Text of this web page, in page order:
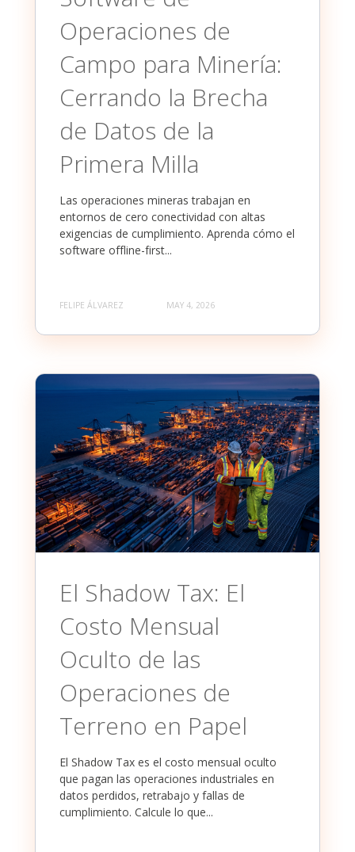
Operaciones de
Campo para Minería:
Cerrando la Brecha
de Datos de la
Primera Milla
Las operaciones mineras trabajan en
entornos de cero conectividad con altas
exigencias de cumplimiento. Aprenda cómo el
software offline-first...
FELIPE ÁLVAREZ MAY 4, 2026
El Shadow Tax: El
Costo Mensual
Oculto de las
Operaciones de
Terreno en Papel
El Shadow Tax es el costo mensual oculto
que pagan las operaciones industriales en
datos perdidos, retrabajo y fallas de
cumplimiento. Calcule lo que...